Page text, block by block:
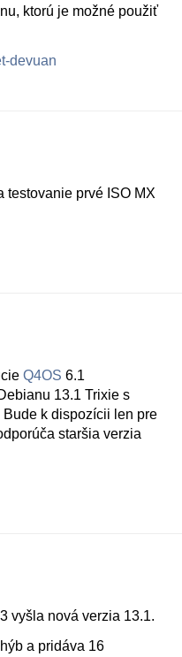
ktorú je možné použiť
devuan
testovanie prvé ISO MX
Q4OS 6.1
13.1 Trixie s
k dispozícii len pre
staršia verzia
vyšla nová verzia 13.1.
a pridáva 16